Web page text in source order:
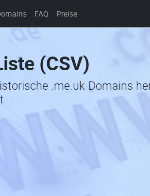
FAQ Preise
(CSV)
.me.uk-Domains